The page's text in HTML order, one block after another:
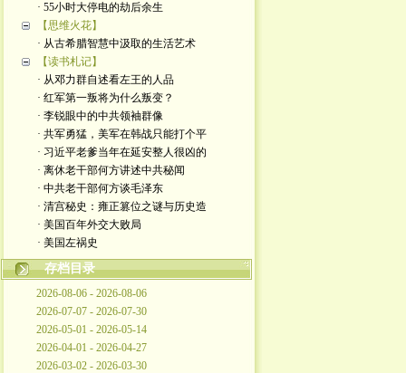
· 55小时大停电的劫后余生
【思维火花】
· 从古希腊智慧中汲取的生活艺术
【读书札记】
· 从邓力群自述看左王的人品
· 红军第一叛将为什么叛变？
· 李锐眼中的中共领袖群像
· 共军勇猛，美军在韩战只能打个平
· 习近平老爹当年在延安整人很凶的
· 离休老干部何方讲述中共秘闻
· 中共老干部何方谈毛泽东
· 清宫秘史：雍正篡位之谜与历史造
· 美国百年外交大败局
· 美国左祸史
存档目录
2026-08-06 - 2026-08-06
2026-07-07 - 2026-07-30
2026-05-01 - 2026-05-14
2026-04-01 - 2026-04-27
2026-03-02 - 2026-03-30